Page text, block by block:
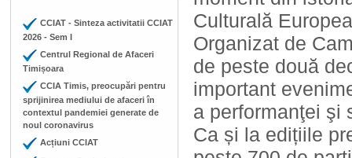
CCIAT - Sinteza activitatii CCIAT
2026 - Sem I
Centrul Regional de Afaceri
Timișoara
CCIA Timis, preocupări pentru
sprijinirea mediului de afaceri în
contextul pandemiei generate de
noul coronavirus
Acțiuni CCIAT
Culturală
Organizat de
de peste două
important
a performanţei şi
Ca și la edițiile